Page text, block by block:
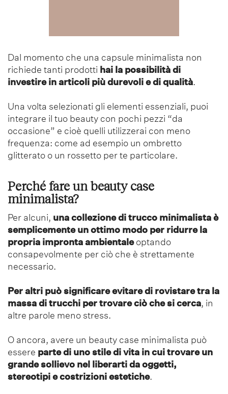
Dal momento che una capsule minimalista non
richiede tanti prodotti hai la possibilità di
investire in articoli più durevoli e di qualità.
Una volta selezionati gli elementi essenziali, puoi
integrare il tuo beauty con pochi pezzi “da
occasione” e cioè quelli utilizzerai con meno
frequenza: come ad esempio un ombretto
glitterato o un rossetto per te particolare.
Perché fare un beauty case
minimalista?
Per alcuni, una collezione di trucco minimalista è
semplicemente un ottimo modo per ridurre la
propria impronta ambientaleoptando
consapevolmente per ciò che è strettamente
necessario.
Per altri può significare evitare di rovistare tra la
massa di trucchi per trovare ciò che si cerca, in
altre parole meno stress.
O ancora, avere un beauty case minimalista può
essere parte di uno stile di vita in cui trovare un
grande sollievo nel liberarti da oggetti,
stereotipi e costrizioni estetiche.